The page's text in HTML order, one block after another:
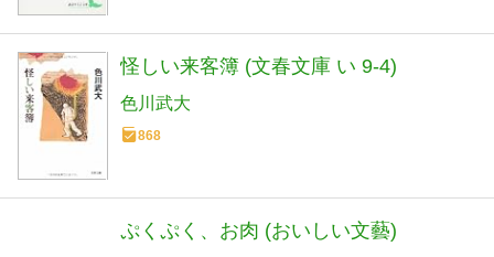
怪しい来客簿 (文春文庫 い 9-4)
色川武大
868
ぷくぷく、お肉 (おいしい文藝)